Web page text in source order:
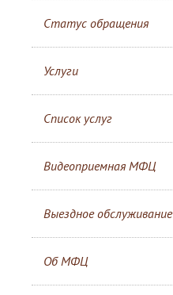
Статус обращения
Услуги
Список услуг
Видеоприемная МФЦ
Выездное обслуживание
Об МФЦ